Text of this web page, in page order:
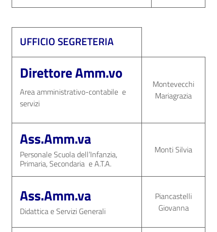
UFFICIO SEGRETERIA
Direttore Amm.vo
Area amministrativo-contabile e
servizi
Montevecchi
Mariagrazia
Ass.Amm.va
Personale Scuola dell’Infanzia,
Primaria, Secondaria e A.T.A.
Monti Silvia
Ass.Amm.va
Didattica e Servizi Generali
Piancastelli
Giovanna